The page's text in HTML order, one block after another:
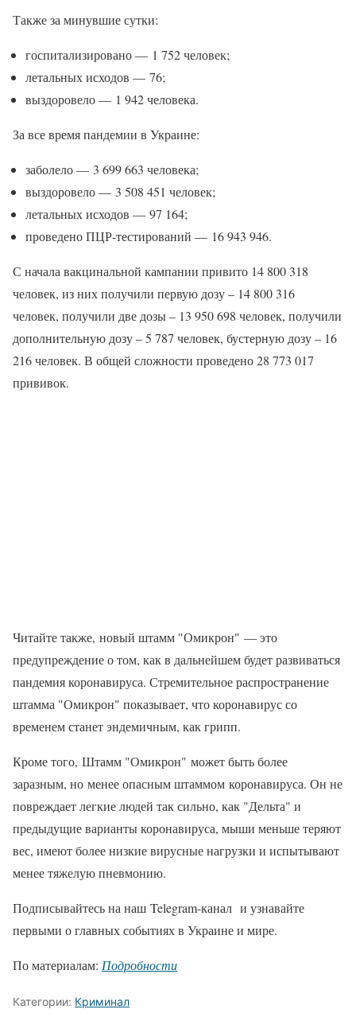
Также за минувшие сутки:
госпитализировано — 1 752 человек;
летальных исходов — 76;
выздоровело — 1 942 человека.
За все время пандемии в Украине:
заболело — 3 699 663 человека;
выздоровело — 3 508 451 человек;
летальных исходов — 97 164;
проведено ПЦР-тестирований — 16 943 946.
С начала вакцинальной кампании привито 14 800 318
человек, из них получили первую дозу – 14 800 316
человек, получили две дозы – 13 950 698 человек, получили
дополнительную дозу – 5 787 человек, бустерную дозу – 16
216 человек. В общей сложности проведено 28 773 017
прививок.
Читайте также, новый штамм "Омикрон" — это
предупреждение о том, как в дальнейшем будет развиваться
пандемия коронавируса. Стремительное распространение
штамма "Омикрон" показывает, что коронавирус со
временем станет эндемичным, как грипп.
Кроме того, Штамм "Омикрон" может быть более
заразным, но менее опасным штаммом коронавируса. Он не
повреждает легкие людей так сильно, как "Дельта" и
предыдущие варианты коронавируса, мыши меньше теряют
вес, имеют более низкие вирусные нагрузки и испытывают
менее тяжелую пневмонию.
Подписывайтесь на наш Telegram-канал и узнавайте
первыми о главных событиях в Украине и мире.
По материалам: Подробности
Категории: Криминал